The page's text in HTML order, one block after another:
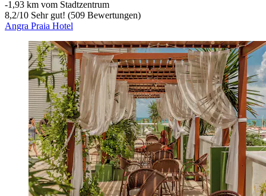
‐1,93 km vom Stadtzentrum
8,2/10 Sehr gut! (509 Bewertungen)
Angra Praia Hotel